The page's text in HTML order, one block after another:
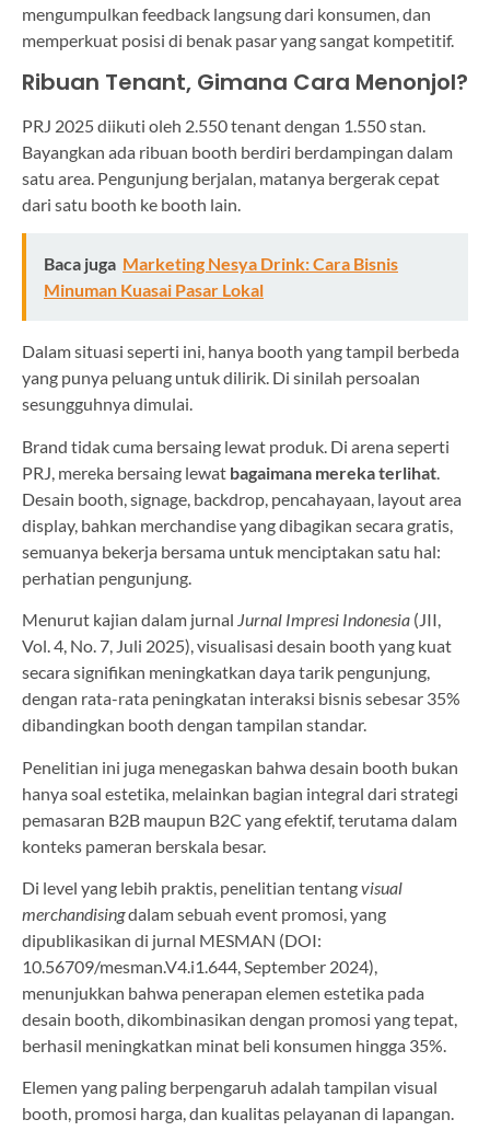
mengumpulkan feedback langsung dari konsumen, dan
memperkuat posisi di benak pasar yang sangat kompetitif.
Ribuan Tenant, Gimana Cara Menonjol?
PRJ 2025 diikuti oleh 2.550 tenant dengan 1.550 stan.
Bayangkan ada ribuan booth berdiri berdampingan dalam
satu area. Pengunjung berjalan, matanya bergerak cepat
dari satu booth ke booth lain.
Baca juga Marketing Nesya Drink: Cara Bisnis
Minuman Kuasai Pasar Lokal
Dalam situasi seperti ini, hanya booth yang tampil berbeda
yang punya peluang untuk dilirik. Di sinilah persoalan
sesungguhnya dimulai.
Brand tidak cuma bersaing lewat produk. Di arena seperti
PRJ, mereka bersaing lewat bagaimana mereka terlihat.
Desain booth, signage, backdrop, pencahayaan, layout area
display, bahkan merchandise yang dibagikan secara gratis,
semuanya bekerja bersama untuk menciptakan satu hal:
perhatian pengunjung.
Menurut kajian dalam jurnal Jurnal Impresi Indonesia (JII,
Vol. 4, No. 7, Juli 2025), visualisasi desain booth yang kuat
secara signifikan meningkatkan daya tarik pengunjung,
dengan rata-rata peningkatan interaksi bisnis sebesar 35%
dibandingkan booth dengan tampilan standar.
Penelitian ini juga menegaskan bahwa desain booth bukan
hanya soal estetika, melainkan bagian integral dari strategi
pemasaran B2B maupun B2C yang efektif, terutama dalam
konteks pameran berskala besar.
Di level yang lebih praktis, penelitian tentangvisual
merchandisingdalam sebuah event promosi, yang
dipublikasikan di jurnal MESMAN (DOI:
10.56709/mesman.V4.i1.644, September 2024),
menunjukkan bahwa penerapan elemen estetika pada
desain booth, dikombinasikan dengan promosi yang tepat,
berhasil meningkatkan minat beli konsumen hingga 35%.
Elemen yang paling berpengaruh adalah tampilan visual
booth, promosi harga, dan kualitas pelayanan di lapangan.